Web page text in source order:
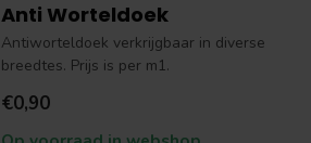
Anti Worteldoek
Antiworteldoek verkrijgbaar in diverse
breedtes. Prijs is per m1.
€0,90